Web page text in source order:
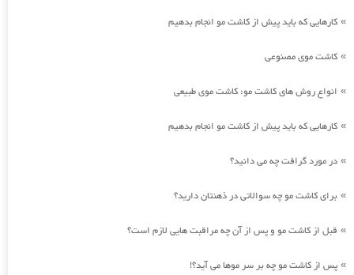
» کارهایی که باید پیش از کاشت مو انجام بدهیم
» کاشت موی مصنوعی
» انواع روش های کاشت مو: کاشت موی طبیعی
» کارهایی که باید پیش از کاشت مو انجام بدهیم
» در مورد گرافت چه می دانید؟
» برای کاشت مو چه سوالاتی در ذهنتان دارید؟
» قبل از کاشت مو و پس از آن چه مراقبت هایی لازم است؟
» پس از کاشت مو چه بر سر موها می آید؟!